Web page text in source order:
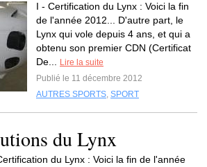
I - Certification du Lynx : Voici la fin
de l'année 2012... D'autre part, le
Lynx qui vole depuis 4 ans, et qui a
obtenu son premier CDN (Certificat
De...
Lire la suite
Publié le 11 décembre 2012
AUTRES SPORTS, SPORT
du Lynx
du Lynx : Voici la fin de l'année